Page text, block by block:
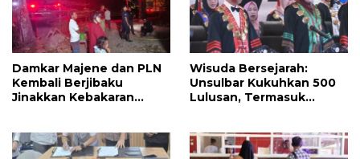
Damkar Majene dan PLN
Kembali Berjibaku
Jinakkan Kebakaran
Wisuda Bersejarah:
Unsulbar Kukuhkan 500
Lulusan, Termasuk